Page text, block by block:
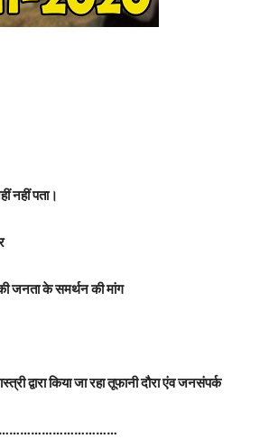
नहीं पता।
जनता के समर्थन की मांग
द्वारा किया जा रहा तूफानी दौरा एंव जनसंपर्क